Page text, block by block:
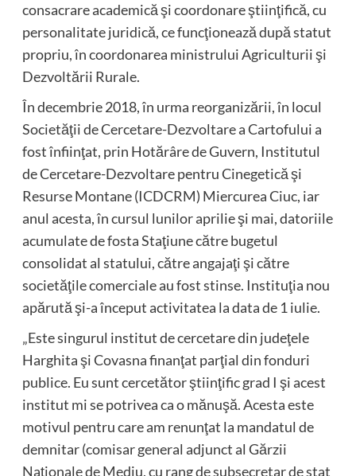
consacrare academică şi coordonare ştiinţifică, cu
personalitate juridică, ce funcţionează după statut
propriu, în coordonarea ministrului Agriculturii şi
Dezvoltării Rurale.
În decembrie 2018, în urma reorganizării, în locul
Societăţii de Cercetare-Dezvoltare a Cartofului a
fost înfiinţat, prin Hotărâre de Guvern, Institutul
de Cercetare-Dezvoltare pentru Cinegetică şi
Resurse Montane (ICDCRM) Miercurea Ciuc, iar
anul acesta, în cursul lunilor aprilie şi mai, datoriile
acumulate de fosta Staţiune către bugetul
consolidat al statului, către angajaţi şi către
societăţile comerciale au fost stinse. Instituţia nou
apărută şi-a început activitatea la data de 1 iulie.
„Este singurul institut de cercetare din judeţele
Harghita şi Covasna finanţat parţial din fonduri
publice. Eu sunt cercetător ştiinţific grad I şi acest
institut mi se potrivea ca o mănuşă. Acesta este
motivul pentru care am renunţat la mandatul de
demnitar (comisar general adjunct al Gărzii
Naţionale de Mediu, cu rang de subsecretar de stat